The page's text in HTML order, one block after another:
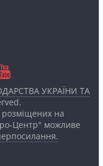
УКРАЇНИ ТА
розміщених на
Центр" можливе